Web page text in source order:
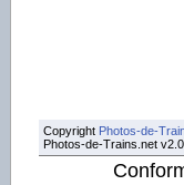
Copyright Photos-de-
Photos-de-Trains.net